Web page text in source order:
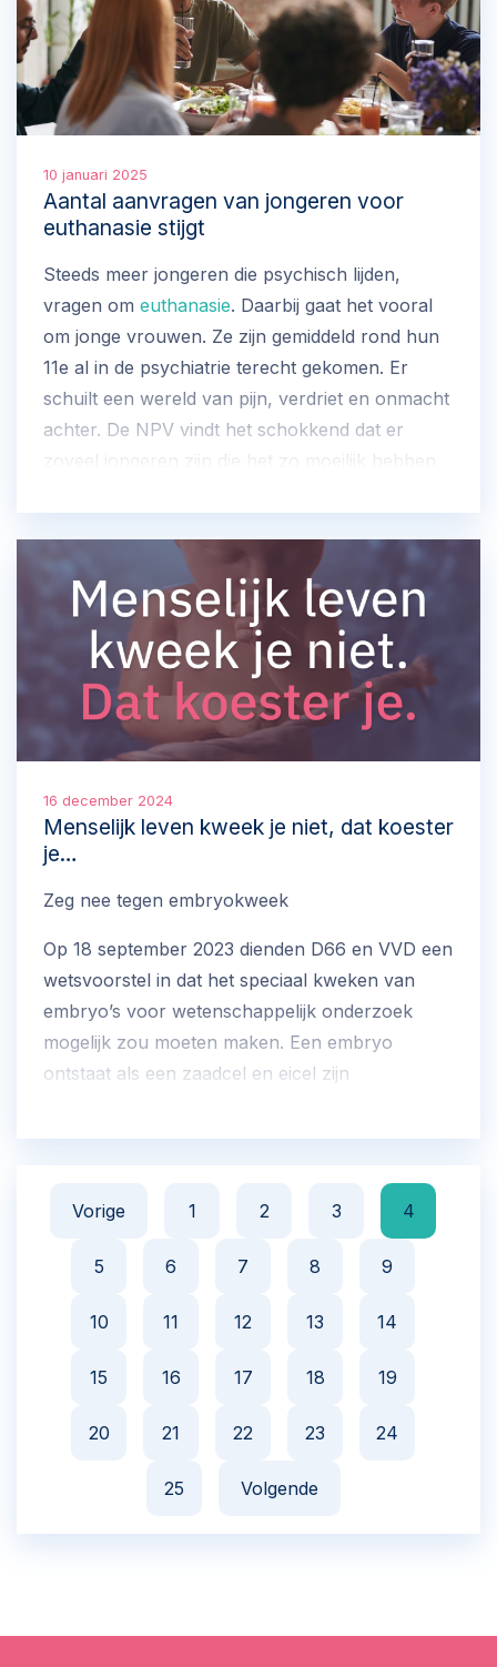
10 januari 2025
Aantal aanvragen van jongeren voor
euthanasie stijgt
Steeds meer jongeren die psychisch lijden,
vragen om euthanasie. Daarbij gaat het vooral
om jonge vrouwen. Ze zijn gemiddeld rond hun
11e al in de psychiatrie terecht gekomen. Er
schuilt een wereld van pijn, verdriet en onmacht
achter. De NPV vindt het schokkend dat er
zoveel jongeren zijn die het zo moeilijk hebben
16 december 2024
Menselijk leven kweek je niet, dat koester
je…
Zeg nee tegen embryokweek
Op 18 september 2023 dienden D66 en VVD een
wetsvoorstel in dat het speciaal kweken van
embryo’s voor wetenschappelijk onderzoek
mogelijk zou moeten maken. Een embryo
ontstaat als een zaadcel en eicel zijn
mens.
Vorige 1 2 3 4
5 6 7 8 9
10 11 12 13 14
15 16 17 18 19
20 21 22 23 24
25 Volgende